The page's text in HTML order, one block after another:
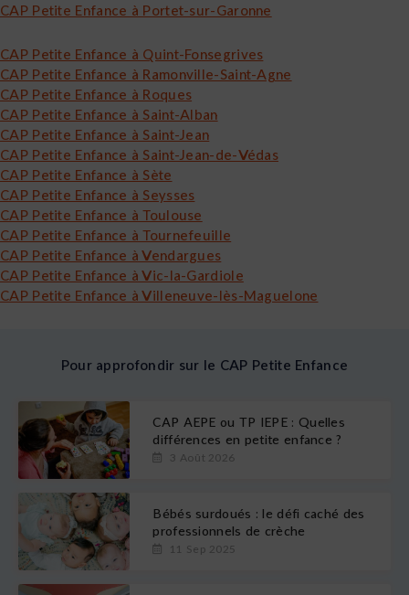
CAP Petite Enfance à Portet-sur-Garonne
CAP Petite Enfance à Quint-Fonsegrives
CAP Petite Enfance à Ramonville-Saint-Agne
CAP Petite Enfance à Roques
CAP Petite Enfance à Saint-Alban
CAP Petite Enfance à Saint-Jean
CAP Petite Enfance à Saint-Jean-de-Védas
CAP Petite Enfance à Sète
CAP Petite Enfance à Seysses
CAP Petite Enfance à Toulouse
CAP Petite Enfance à Tournefeuille
CAP Petite Enfance à Vendargues
CAP Petite Enfance à Vic-la-Gardiole
CAP Petite Enfance à Villeneuve-lès-Maguelone
Pour approfondir sur le CAP Petite Enfance
CAP AEPE ou TP IEPE : Quelles
différences en petite enfance ?
3 Août 2026
Bébés surdoués : le défi caché des
professionnels de crèche
11 Sep 2025